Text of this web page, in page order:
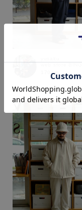
価格
商品タイプ
通常商品
セール価格
170cm